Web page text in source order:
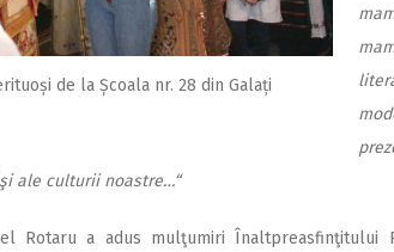
de la Școala nr. 28 din Galați
ale culturii noastre…“
Rotaru a adus mulţumiri Înaltpreasfinţitului